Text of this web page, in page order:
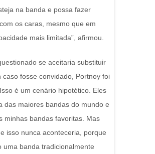
na banda e possa fazer
os caras, mesmo que em
mais limitada”, afirmou.
se aceitaria substituir
caso fosse convidado, Portnoy foi
é um cenário hipotético. Eles
das maiores bandas do mundo e
minhas bandas favoritas. Mas
isso nunca aconteceria, porque
uma banda tradicionalmente